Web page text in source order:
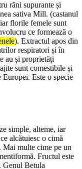
răni supurante și
sativa Mill. (castanul
florile femele sunt
ce formează o
). Extractul apos din
respiratori și în
au și proprietăți
sunt comestibile și
Este o specie
simple, alteme, iar
alcătuiesc o cimă
Mai multe cime pe un
Fructul este
Genul Betula